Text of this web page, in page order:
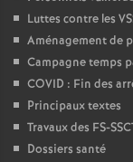
Luttes contre les
Aménagement de
Campagne temps
COVID : Fin des
Principaux textes
Travaux des FS-
Dossiers santé